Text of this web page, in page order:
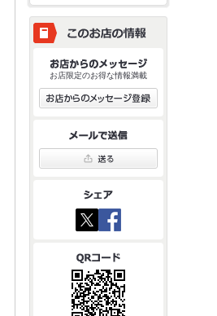
お店限定のお得な情報満載